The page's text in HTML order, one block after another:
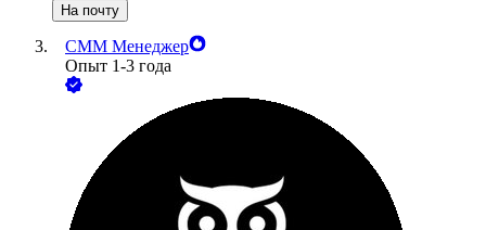
На почту
СММ Менеджер
Опыт 1-3 года